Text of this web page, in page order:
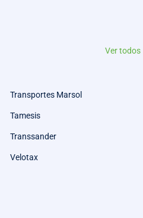
Ver todos
Transportes Marsol
Tamesis
Transsander
Velotax